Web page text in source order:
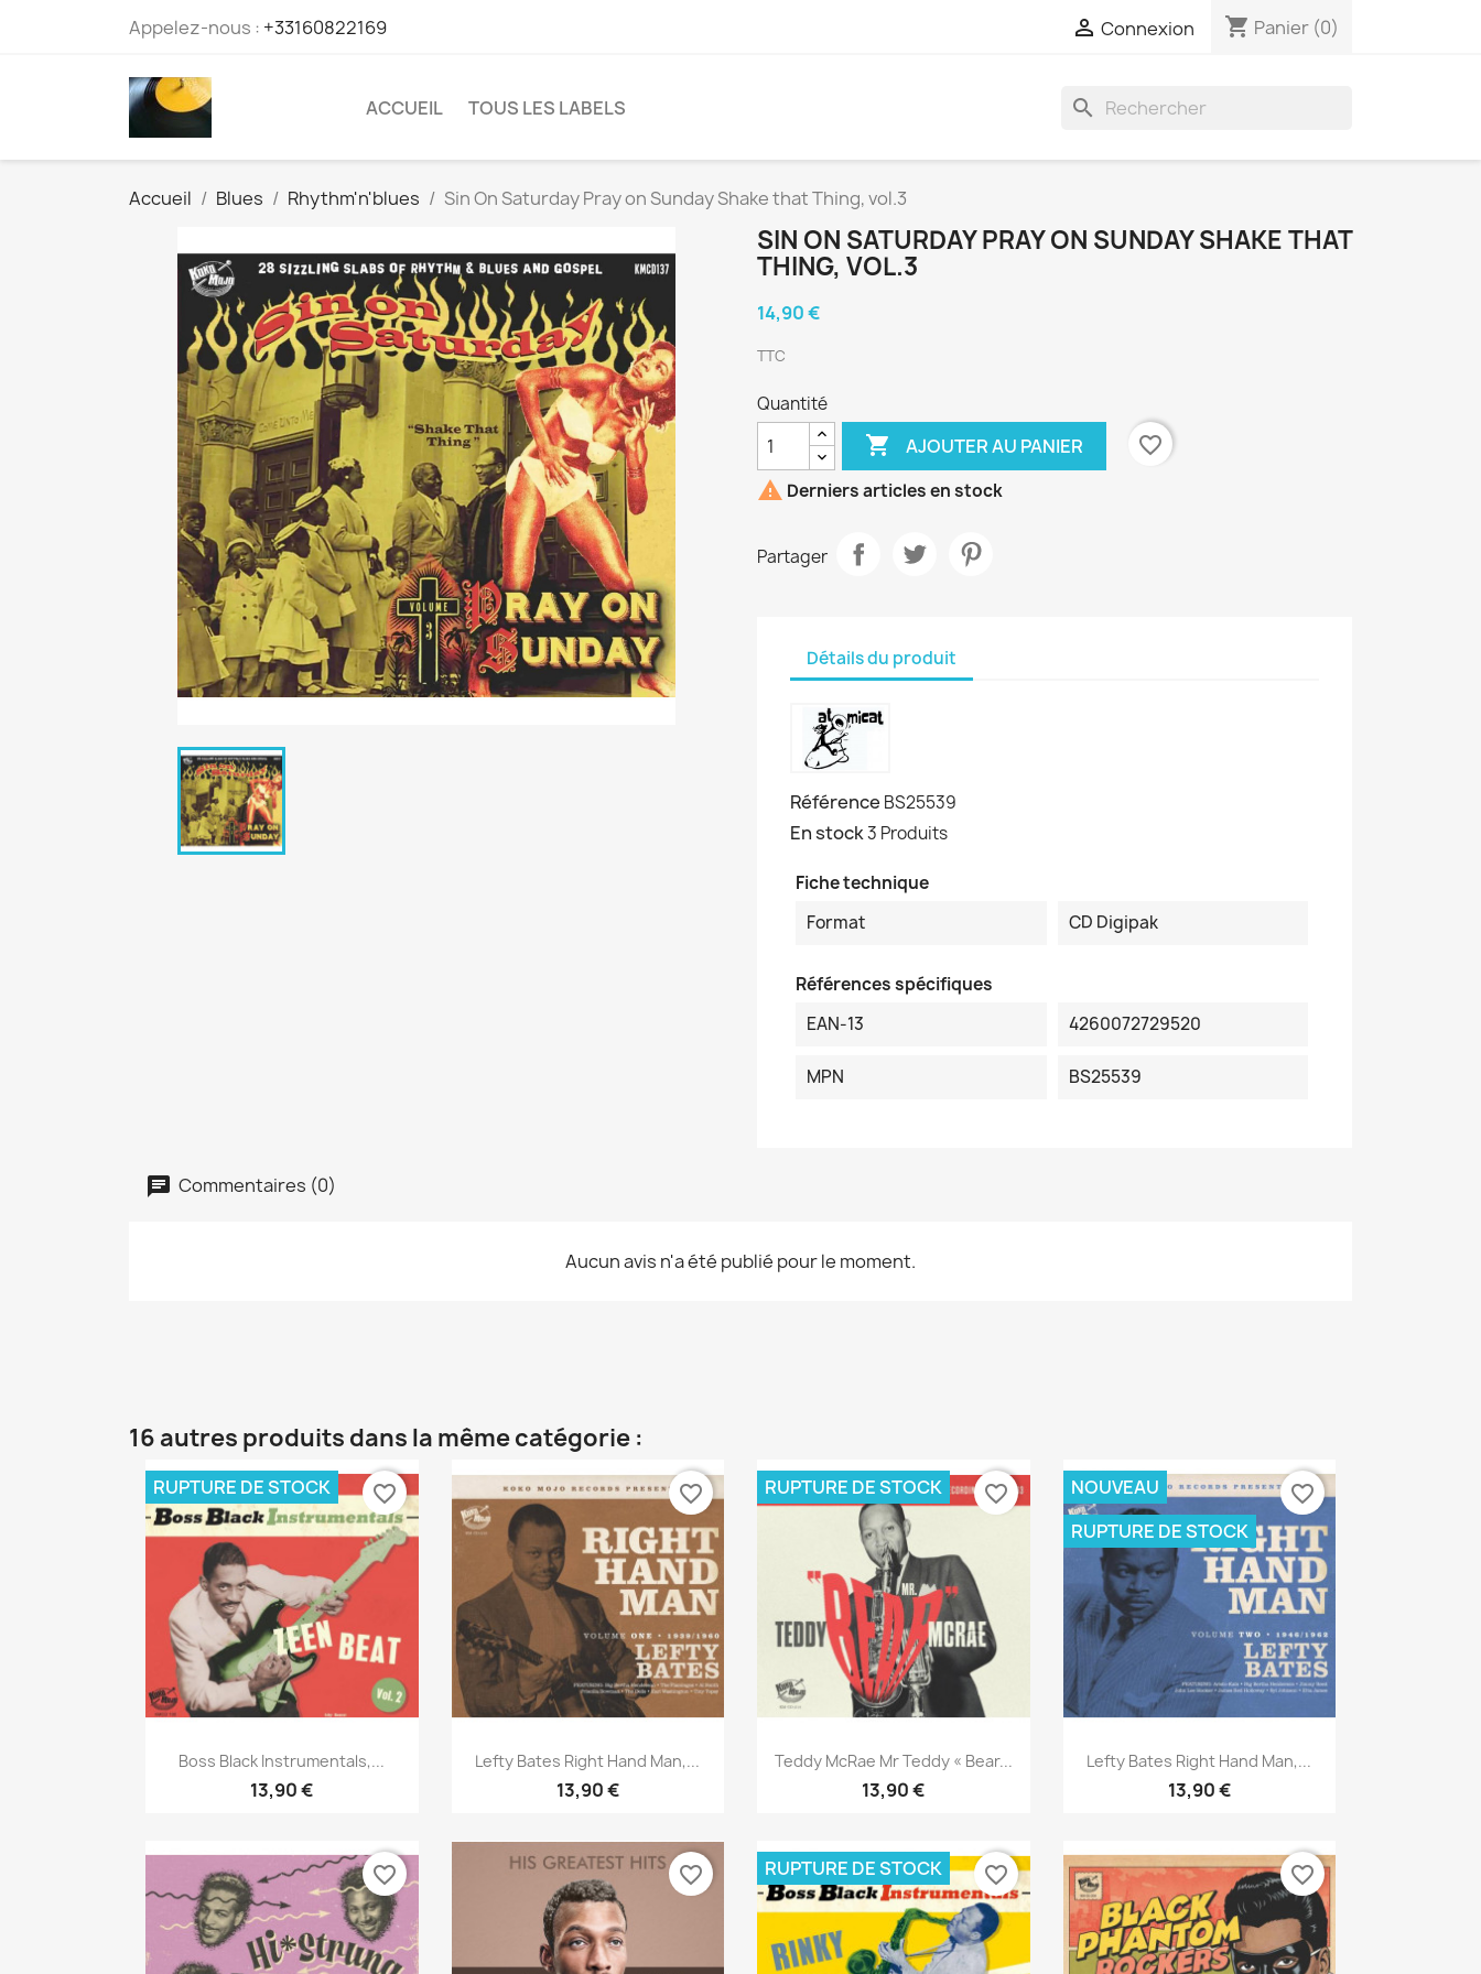
Appelez-nous : +33160822169  Connexion shopping_cart Panier (0)
ACCUEIL TOUS LES LABELS search
Accueil Blues Rhythm'n'blues Sin On Saturday Pray on Sunday Shake that Thing, vol.3
SIN ON SATURDAY PRAY ON SUNDAY SHAKE THAT
THING, VOL.3
14,90 €
TTC
Quantité
 AJOUTER AU PANIER
favorite_border
 Derniers articles en stock
Partager
Détails du produit
Référence BS25539
En stock3 Produits
Fiche technique
Format
CD Digipak
Références spécifiques
EAN-13
4260072729520
MPN BS25539
Commentaires (0)
Aucun avis n'a été publié pour le moment.
16 autres produits dans la même catégorie :
Aperçu rapide
Boss Black Instrumentals,...
13,90 €
RUPTURE DE STOCK favorite_border
Aperçu rapide
Lefty Bates Right Hand Man,...
13,90 €
favorite_border
Aperçu rapide
Teddy McRae Mr Teddy « Bear...
13,90 €
RUPTURE DE STOCK favorite_border
Aperçu rapide
Lefty Bates Right Hand Man,...
13,90 €
NOUVEAU
RUPTURE DE STOCK
favorite_border
favorite_border favorite_border RUPTURE DE STOCK favorite_border favorite_border